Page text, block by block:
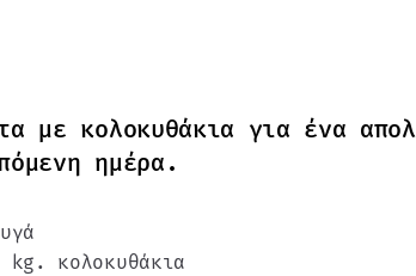
με κολοκυθάκια για ένα
ημέρα.
kg. κολοκυθάκια